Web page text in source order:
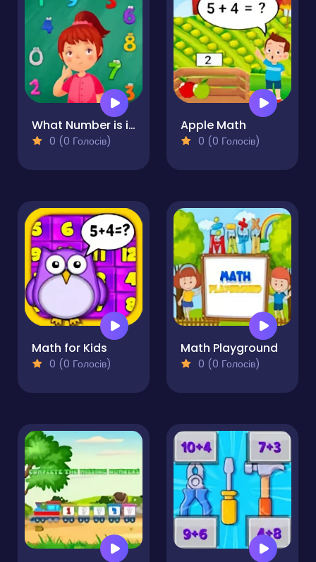
What Number is it?
0 (0 Голосів)
Apple Math
0 (0 Голосів)
Math for Kids
0 (0 Голосів)
Math Playground
0 (0 Голосів)